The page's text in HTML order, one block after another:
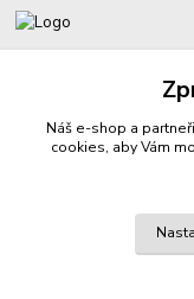
Náš e-shop a
cookies, aby Vám